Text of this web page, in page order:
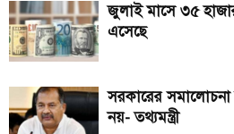
জুলাই মাসে ৩৫
এসেছে
সরকারের সমালোচনা
নয়- তথ্যমন্ত্রী